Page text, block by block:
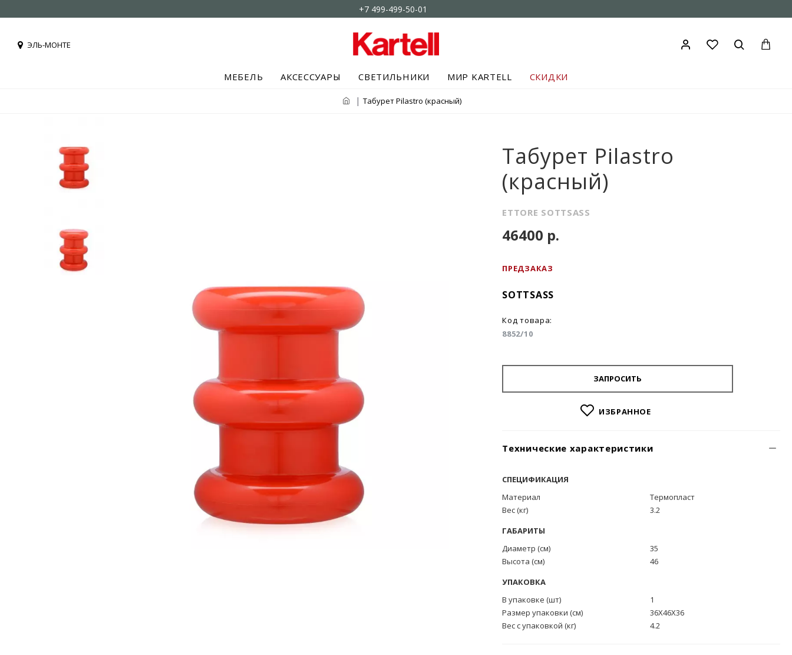
+7 499-499-50-01
ЭЛЬ-МОНТЕ
МЕБЕЛЬ АКСЕССУАРЫ СВЕТИЛЬНИКИ МИР KARTELL СКИДКИ
Табурет Pilastro (красный)
Табурет Pilastro
(красный)
ETTORE SOTTSASS
ПРЕДЗАКАЗ
SOTTSASS
Код товара:
8852/10
46400 р.
ЗАПРОСИТЬ
ИЗБРАННОЕ
Технические характеристики
СПЕЦИФИКАЦИЯ
Материал
Термопласт
Вес (кг)
3.2
ГАБАРИТЫ
Диаметр (см)
35
Высота (см)
46
УПАКОВКА
В упаковке (шт)
1
Размер упаковки (см)
36X46X36
Вес с упаковкой (кг)
4.2